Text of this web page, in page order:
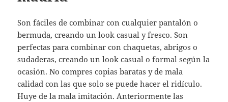
Son fáciles de combinar con cualquier pantalón o
bermuda, creando un look casual y fresco. Son
perfectas para combinar con chaquetas, abrigos o
sudaderas, creando un look casual o formal según la
ocasión. No compres copias baratas y de mala
calidad con las que solo se puede hacer el ridículo.
Huye de la mala imitación. Anteriormente las